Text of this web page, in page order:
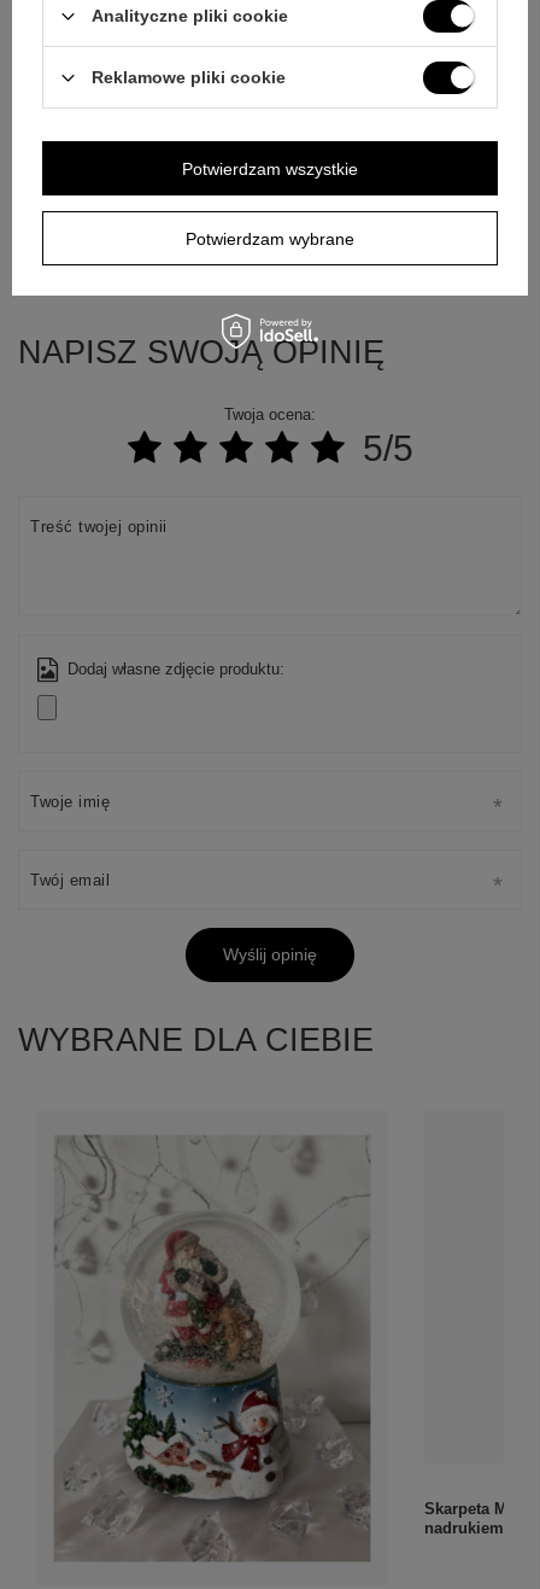
E-mail
Pytanie
Wyślij
NAPISZ SWOJĄ OPINIĘ
Twoja ocena:
5/5
Treść twojej opinii
Dodaj własne zdjęcie produktu:
Twoje imię
Twój email
Wyślij opinię
WYBRANE DLA CIEBIE
Skarpeta
nadrukiem
Analityczne pliki cookie
Reklamowe pliki cookie
Potwierdzam wybrane
Potwierdzam wszystkie